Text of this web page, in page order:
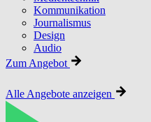
Kommunikation
Journalismus
Design
Audio
Zum Angebot
Alle Angebote anzeigen